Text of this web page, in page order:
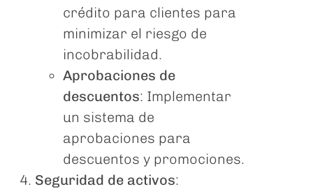
crédito para clientes para
minimizar el riesgo de
incobrabilidad.
Aprobaciones de
descuentos: Implementar
un sistema de
aprobaciones para
descuentos y promociones.
Seguridad de activos: